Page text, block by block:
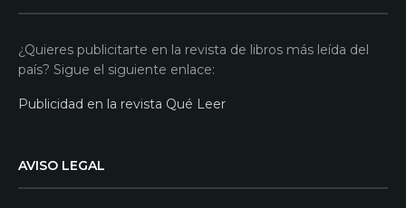
¿Quieres publicitarte en la revista de libros más leída del
país? Sigue el siguiente enlace:
Publicidad en la revista Qué Leer
AVISO LEGAL